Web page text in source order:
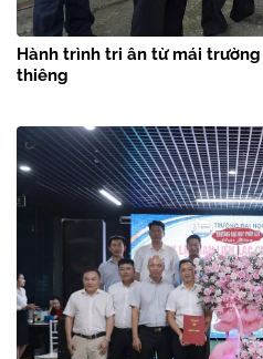
Hành trình tri ân từ mái
thiêng